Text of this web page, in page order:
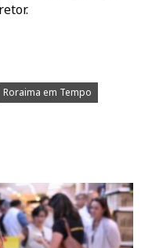
Roraima em Tempo